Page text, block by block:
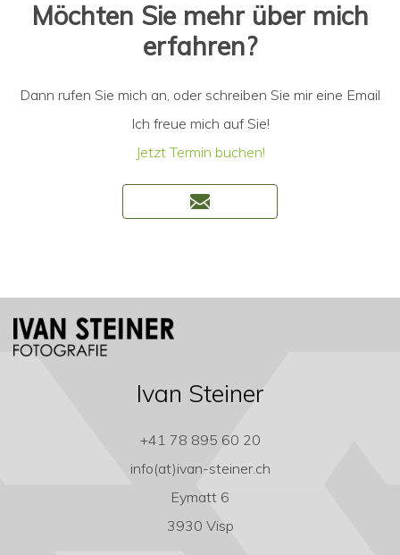
Möchten Sie mehr über mich
erfahren?
Dann rufen Sie mich an, oder schreiben Sie mir eine Email
Ich freue mich auf Sie!
Jetzt Termin buchen!
Ivan Steiner
+41 78 895 60 20
info(at)ivan-steiner.ch
Eymatt 6
3930 Visp